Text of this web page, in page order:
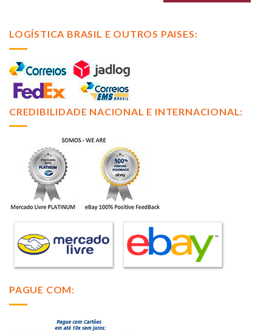
LOGÍSTICA BRASIL E OUTROS PAISES:
CREDIBILIDADE NACIONAL E INTERNACIONAL:
PAGUE COM: